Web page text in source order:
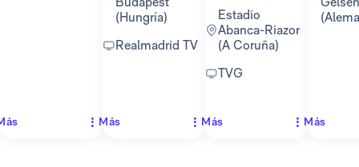
(Hungría)
Realmadrid TV
Más
Estadio
Abanca-Riazor
(A Coruña)
TVG
Más Más